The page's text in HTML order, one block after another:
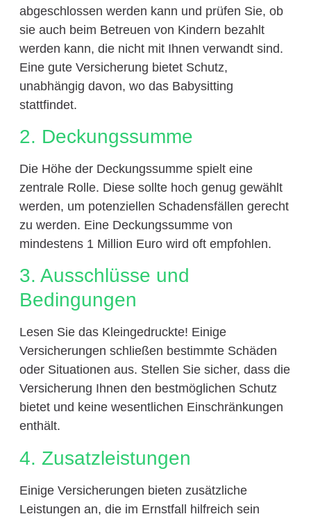
abgeschlossen werden kann und prüfen Sie, ob
sie auch beim Betreuen von Kindern bezahlt
werden kann, die nicht mit Ihnen verwandt sind.
Eine gute Versicherung bietet Schutz,
unabhängig davon, wo das Babysitting
stattfindet.
2. Deckungssumme
Die Höhe der Deckungssumme spielt eine
zentrale Rolle. Diese sollte hoch genug gewählt
werden, um potenziellen Schadensfällen gerecht
zu werden. Eine Deckungssumme von
mindestens 1 Million Euro wird oft empfohlen.
3. Ausschlüsse und
Bedingungen
Lesen Sie das Kleingedruckte! Einige
Versicherungen schließen bestimmte Schäden
oder Situationen aus. Stellen Sie sicher, dass die
Versicherung Ihnen den bestmöglichen Schutz
bietet und keine wesentlichen Einschränkungen
enthält.
4. Zusatzleistungen
Einige Versicherungen bieten zusätzliche
Leistungen an, die im Ernstfall hilfreich sein